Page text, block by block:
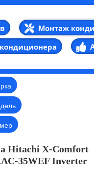
Монтаж
Hitachi X-Comfort
35WEF Inverter